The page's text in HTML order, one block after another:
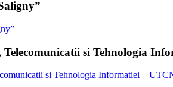
Telecomunicatii si Tehnologia